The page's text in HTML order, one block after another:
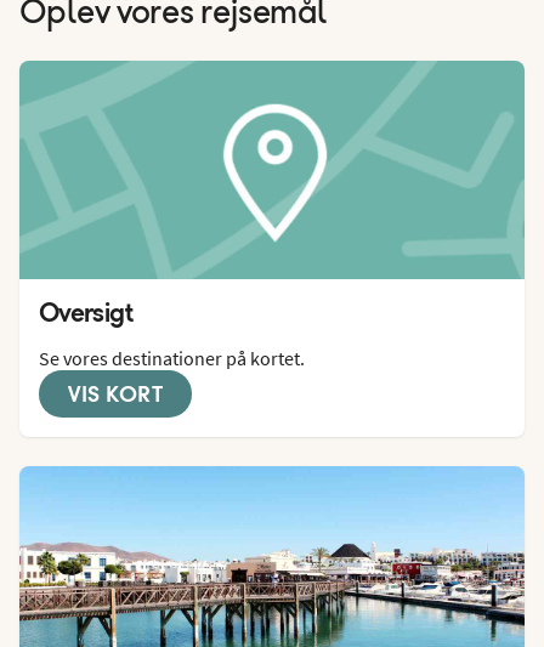
Oplev vores rejsemål
Oversigt
Se vores destinationer på kortet.
VIS KORT